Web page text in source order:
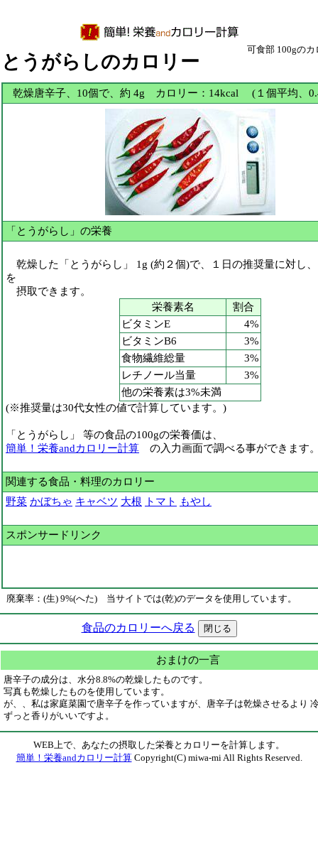
とうがらしのカロリー
可食部 100gの
乾燥唐辛子、10個で、約 4g カロリー：14kcal (１個平均、
「とうがらし」の栄養
乾燥した「とうがらし」 1g (約２個)で、１日の推奨量に対し
を
摂取できます。
栄養素名
割合
ビタミンE
4%
ビタミンB6
3%
食物繊維総量
3%
レチノール当量
3%
他の栄養素は3%未満
(※推奨量は30代女性の値で計算しています。)
「とうがらし」 等の食品の100gの栄養価は、
簡単！栄養andカロリー計算 の入力画面で調べる事ができます
関連する食品・料理のカロリー
野菜 かぼちゃ キャベツ 大根 トマト もやし
スポンサードリンク
廃棄率：(生) 9%(へた) 当サイトでは(乾)のデータを使用しています。
食品のカロリーへ戻る
おまけの一言
唐辛子の成分は、水分8.8%の乾燥したものです。
写真も乾燥したものを使用しています。
が、、私は家庭菜園で唐辛子を作っていますが、唐辛子は乾燥させるより
ずっと香りがいいですよ。
WEB上で、あなたの摂取した栄養とカロリーを計算します。
簡単！栄養andカロリー計算Copyright(C) miwa-mi All Rights Reserved.